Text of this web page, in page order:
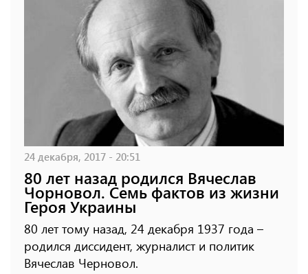
24 декабря, 2017 - 20:51
80 лет назад родился Вячеслав
Чорновол. Семь фактов из жизни
Героя Украины
80 лет тому назад, 24 декабря 1937 года –
родился диссидент, журналист и политик
Вячеслав Черновол.